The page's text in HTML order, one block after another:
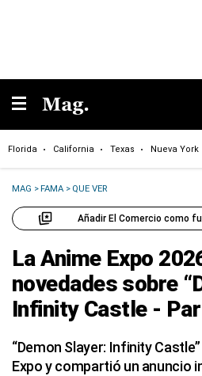
Florida California Texas Nueva York
MAG >FAMA > QUE VER
Añadir El Comercio como
La Anime Expo
novedades sobre
Infinity Castle -
“Demon Slayer: Infinity
Expo y compartió un anuncio